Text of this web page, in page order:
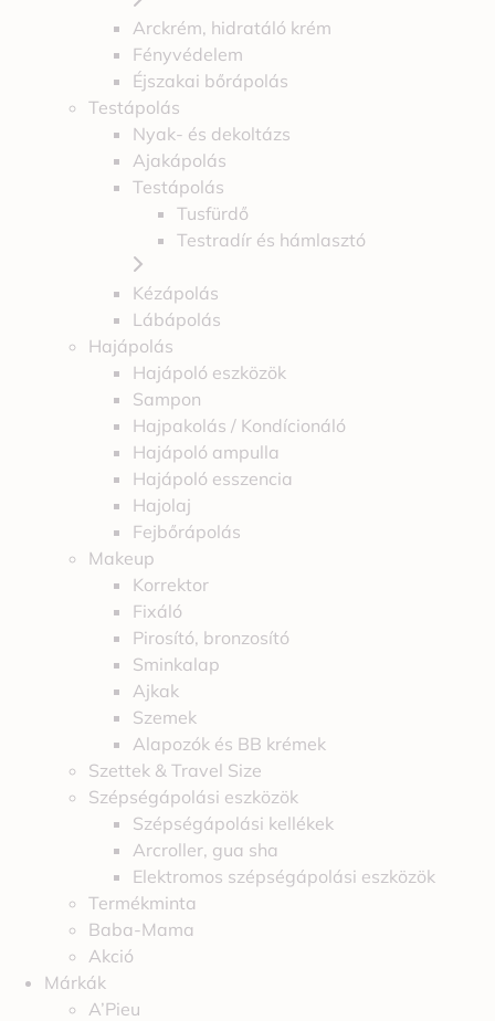
Arckrém, hidratáló krém
Fényvédelem
Éjszakai bőrápolás
Testápolás
Nyak- és dekoltázs
Ajakápolás
Testápolás
Tusfürdő
Testradír és hámlasztó
Kézápolás
Lábápolás
Hajápolás
Hajápoló eszközök
Sampon
Hajpakolás / Kondícionáló
Hajápoló ampulla
Hajápoló esszencia
Hajolaj
Fejbőrápolás
Makeup
Korrektor
Fixáló
Pirosító, bronzosító
Sminkalap
Ajkak
Szemek
Alapozók és BB krémek
Szettek & Travel Size
Szépségápolási eszközök
Szépségápolási kellékek
Arcroller, gua sha
Elektromos szépségápolási eszközök
Termékminta
Baba-Mama
Akció
Márkák
A’Pieu